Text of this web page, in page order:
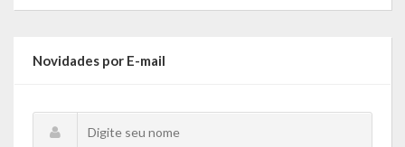
Novidades por E-mail